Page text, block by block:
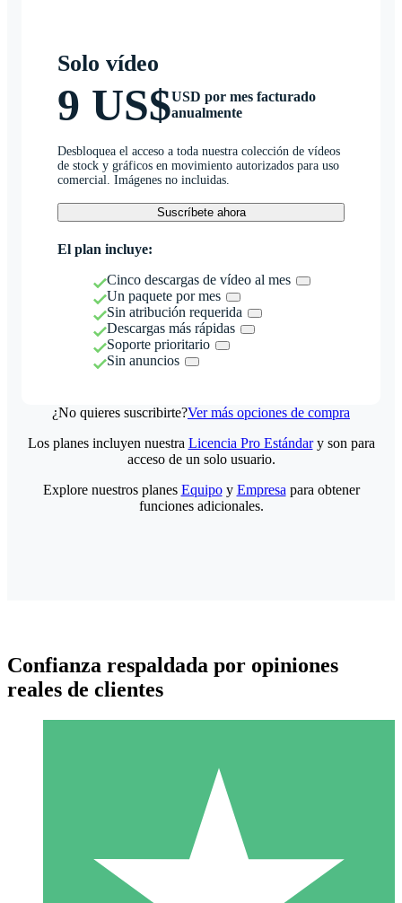
Solo vídeo
9 US$USD por mes facturado
anualmente
Desbloquea el acceso a toda nuestra colección de vídeos
de stock y gráficos en movimiento autorizados para uso
comercial. Imágenes no incluidas.
Suscríbete ahora
El plan incluye:
Cinco descargas de vídeo al mes
Un paquete por mes
Sin atribución requerida
Descargas más rápidas
Soporte prioritario
Sin anuncios
¿No quieres suscribirte?Ver más opciones de compra
Paquetes de Créditos Individuales
Paga según el uso con créditos de descarga. Sin compromiso
Los planes incluyen nuestra Licencia Pro Estándary son para
acceso de un solo usuario.
Explore nuestros planes Equipoy Empresa para obtener
funciones adicionales.
Confianza respaldada por opiniones
reales de clientes